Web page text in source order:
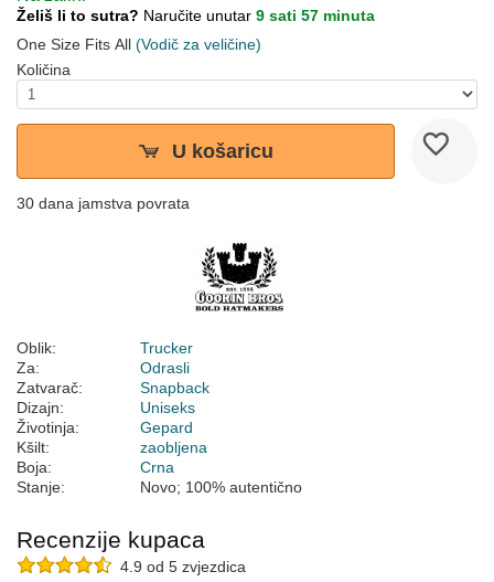
Želiš li to sutra? Naručite unutar 9 sati 57 minuta
One Size Fits All (Vodič za veličine)
Količina
U košaricu
30 dana jamstva povrata
Oblik:
Trucker
Za:
Odrasli
Zatvarač:
Snapback
Dizajn:
Uniseks
Životinja:
Gepard
Kšilt:
zaobljena
Boja:
Crna
Stanje:
Novo; 100% autentično
Recenzije kupaca
4.9 od 5 zvjezdica